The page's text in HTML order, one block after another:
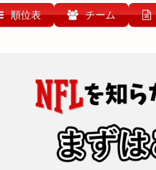
順位表 チーム